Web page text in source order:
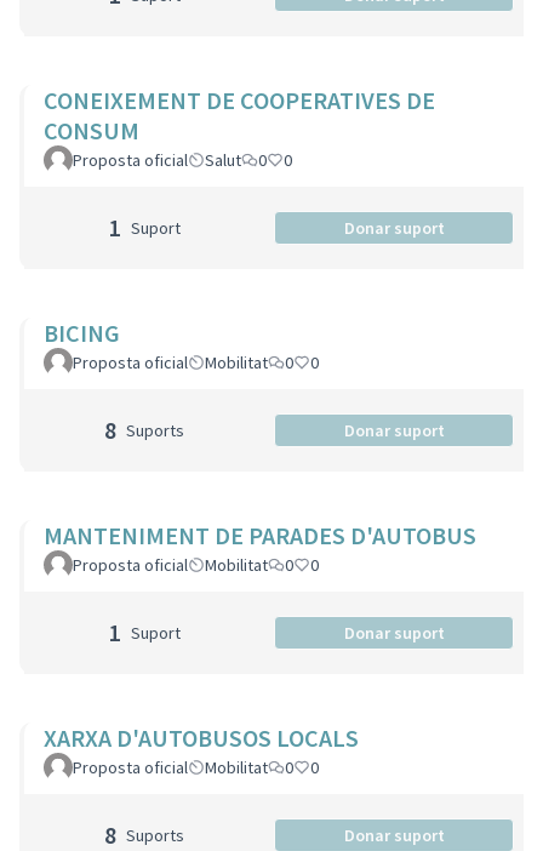
CONEIXEMENT DE COOPERATIVES DE
CONSUM
Proposta oficial Salut 0 0
1 Suport Donar suport
BICING
Proposta oficial Mobilitat 0 0
8 Suports Donar suport
MANTENIMENT DE PARADES D'AUTOBUS
Proposta oficial Mobilitat 0 0
1 Suport Donar suport
XARXA D'AUTOBUSOS LOCALS
Proposta oficial Mobilitat 0 0
8 Suports Donar suport